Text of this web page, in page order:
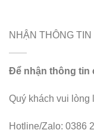
NHẬN THÔNG TIN
Để nhận thông tin
Quý khách vui lòng
Hotline/Zalo: 0386